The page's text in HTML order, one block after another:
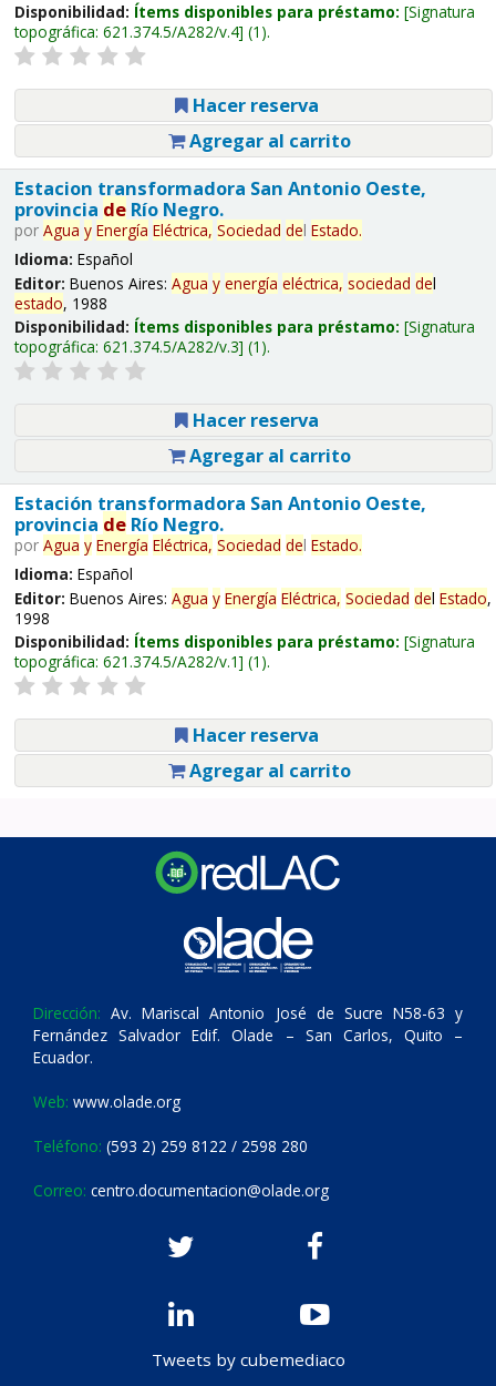
Disponibilidad: Ítems disponibles para préstamo: Signatura
topográfica: 621.374.5/A282/v.4 (1).
Hacer reserva
Agregar al carrito
Estacion transformadora San Antonio Oeste,
provincia deRío Negro.
por Agua y Energía Eléctrica, Sociedad del Estado.
Idioma: Español
Editor: Buenos Aires: Agua y energía eléctrica, sociedad del
estado, 1988
Disponibilidad: Ítems disponibles para préstamo: Signatura
topográfica: 621.374.5/A282/v.3 (1).
Hacer reserva
Agregar al carrito
Estación transformadora San Antonio Oeste,
provincia deRío Negro.
por Agua y Energía Eléctrica, Sociedad del Estado.
Idioma: Español
Editor: Buenos Aires: Agua y Energía Eléctrica, Sociedad del Estado,
1998
Disponibilidad: Ítems disponibles para préstamo: Signatura
topográfica: 621.374.5/A282/v.1 (1).
Hacer reserva
Agregar al carrito
Dirección: Av. Mariscal Antonio José de Sucre N58-63 y
Fernández Salvador Edif. Olade – San Carlos, Quito –
Ecuador.
Web: www.olade.org
Teléfono: (593 2) 259 8122 / 2598 280
Correo: centro.documentacion@olade.org
Tweets by cubemediaco